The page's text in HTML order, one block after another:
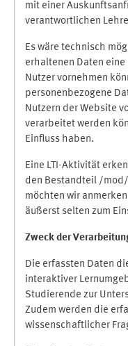
mit einer
verantwortlichen
Es wäre technisch
erhaltenen Daten
Nutzer vornehmen
personenbezogene
Nutzern der Website
verarbeitet werden
Einfluss haben.
Eine LTI-Aktivität
den Bestandteil /
möchten wir
äußerst selten zum
Zweck der
Die erfassten Daten
interaktiver
Studierende zur
Zudem werden die
wissenschaftlicher